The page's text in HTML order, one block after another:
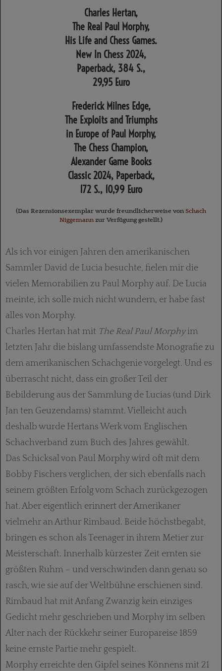
Charles Hertan,
The Real Paul Morphy,
His Life and Chess Games.
New In Chess 2024,
Paperback, 384 S.,
29,95 Euro
Frederick Milnes Edge,
The Exploits and Triumphs
in Europe of Paul Morphy,
The Chess Champion,
Alexander Game Books
Classic 2024, Paperback,
172 S., 10,99 Euro
(Das Rezensionsexemplar wurde freundlicherweise von Schach
Niggemann zur Verfügung gestellt.)
Als ich vor einigen Jahren den amerikanischen
Sammler David de Lucia besuchte, fielen mir die
vielen Memorabilien zu Paul Morphy auf. De Lucia
meinte, ich solle mich nicht wundern, er habe fast
alles von Morphy.
Charles Hertan hat mit The Real Paul Morphyim
letzten Jahr die bislang umfassendste Monografie zu
dem amerikanischen Schachgenie vorgelegt. Und es
überrascht nicht, dass ein großer Teil der
Bebilderung aus der Sammlung de Lucias (und Dirk
Jan ten Geuzendams) stammt. Vielleicht auch
deshalb wurde Hertans Werk vom Englischen
Schachverband zum Buch des Jahres gewählt.
Das Schicksal von Paul Morphy wird oft mit dem
Bobby Fischers verglichen, der sich ebenfalls nach
seinem größten Erfolg vom Schach zurückgezogen
hat. Aber eigentlich erinnert der Amerikaner
vielmehr an Arthur Rimbaud. Beide höchstbegabt,
bringen es schon als Teenager in ihrem Metier zur
Meisterschaft. Innerhalb kürzester Zeit ernten sie
größten Ruhm – und verschwinden dann genau so
rasch, wie sie auf der Weltbühne erschienen sind.
Rimbaud hat mit Anfang Zwanzig kein einziges
Gedicht mehr geschrieben und Morphy im selben
Alter nach der Rückkehr seiner Europareise 1859
keine ernste Partie mehr gespielt.
Morphy erreichte den Gipfel seines Könnens mit 21